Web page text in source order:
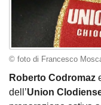
© foto di Francesco
Roberto Codromaz
dell’Union